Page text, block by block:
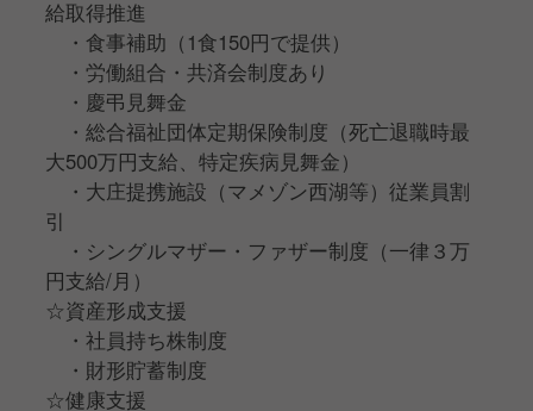
給取得推進
・食事補助（1食150円で提供）
・労働組合・共済会制度あり
・慶弔見舞金
・総合福祉団体定期保険制度（死亡退職時最
大500万円支給、特定疾病見舞金）
・大庄提携施設（マメゾン⻄湖等）従業員割
引
・シングルマザー・ファザー制度（一律３万
円支給/月）
☆資産形成支援
・社員持ち株制度
・財形貯蓄制度
☆健康支援